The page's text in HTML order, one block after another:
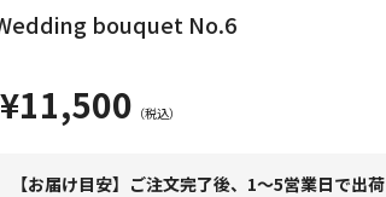
bouquet No.6
¥11,500
【お届け目安】ご注文完了後、1～5営業日で出荷